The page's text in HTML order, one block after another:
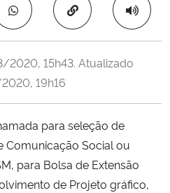
e Comunicações
Copiar para área
2020, 15h43. Atualizado
19h16
para seleção de
Comunicação Social ou
para Bolsa de Extensão
de Projeto gráfico,